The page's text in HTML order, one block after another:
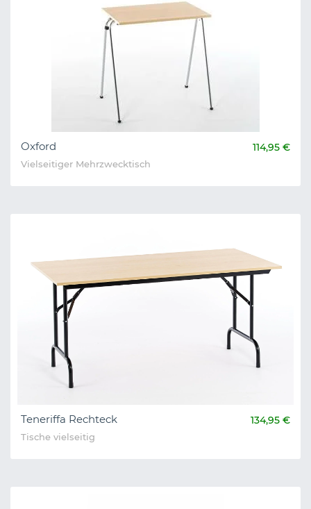
Oxford 114,95 €
Vielseitiger Mehrzwecktisch
Teneriffa Rechteck 134,95 €
Tische vielseitig